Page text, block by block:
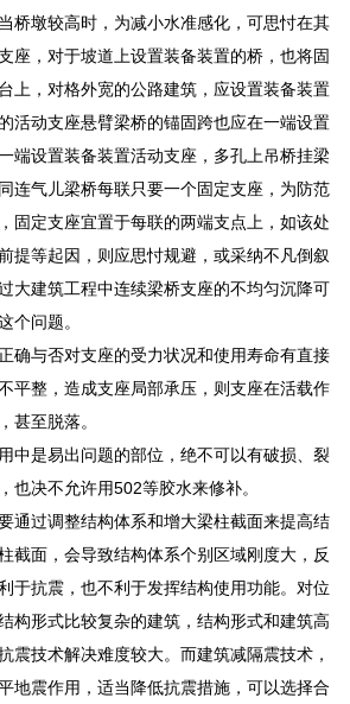
桥墩较高时，为减小水准感化，可思忖在其
座，对于坡道上设置装备装置的桥，也将固
上，对格外宽的公路建筑，应设置装备装置
活动支座悬臂梁桥的锚固跨也应在一端设置
端设置装备装置活动支座，多孔上吊桥挂梁
连气儿梁桥每联只要一个固定支座，为防范
固定支座宜置于每联的两端支点上，如该处
提等起因，则应思忖规避，或采纳不凡倒叙
大建筑工程中连续梁桥支座的不均匀沉降可
个问题。
确与否对支座的受力状况和使用寿命有直接
平整，造成支座局部承压，则支座在活载作
甚至脱落。
中是易出问题的部位，绝不可以有破损、裂
也决不允许用502等胶水来修补。
通过调整结构体系和增大梁柱截面来提高结
截面，会导致结构体系个别区域刚度大，反
于抗震，也不利于发挥结构使用功能。对位
构形式比较复杂的建筑，结构形式和建筑高
震技术解决难度较大。而建筑减隔震技术，
地震作用，适当降低抗震措施，可以选择合